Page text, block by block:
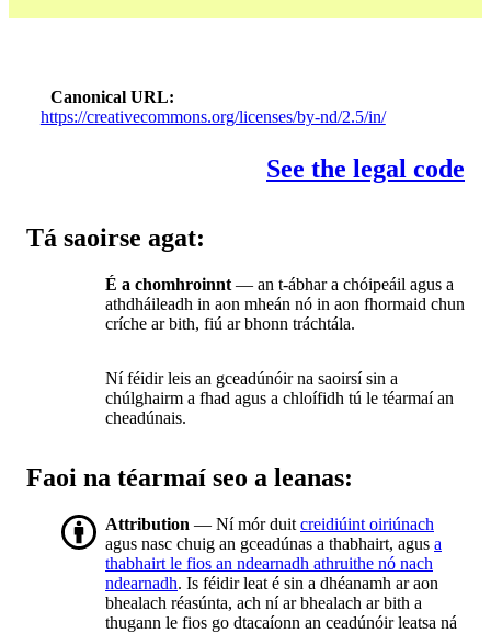
Canonical URL
https://creativecommons.org/licenses/by-nd/2.5/in/
See the legal code
Tá saoirse agat:
É a chomhroinnt — an t-ábhar a chóipeáil agus a
athdháileadh in aon mheán nó in aon fhormaid chun
críche ar bith, fiú ar bhonn tráchtála.
Ní féidir leis an gceadúnóir na saoirsí sin a
chúlghairm a fhad agus a chloífidh tú le téarmaí an
cheadúnais.
Faoi na téarmaí seo a leanas:
Attribution — Ní mór duit creidiúint oiriúnach
agus nasc chuig an gceadúnas a thabhairt, agus a
thabhairt le fios an ndearnadh athruithe nó nach
ndearnadh. Is féidir leat é sin a dhéanamh ar aon
bhealach réasúnta, ach ní ar bhealach ar bith a
thugann le fios go dtacaíonn an ceadúnóir leatsa ná